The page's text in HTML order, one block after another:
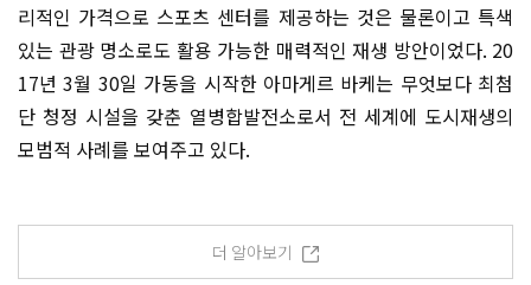
리적인 가격으로 스포츠 센터를 제공하는 것은 물론이고 특색
있는 관광 명소로도 활용 가능한 매력적인 재생 방안이었다. 20
17년 3월 30일 가동을 시작한 아마게르 바케는 무엇보다 최첨
단 청정 시설을 갖춘 열병합발전소로서 전 세계에 도시재생의
모범적 사례를 보여주고 있다.
더 알아보기